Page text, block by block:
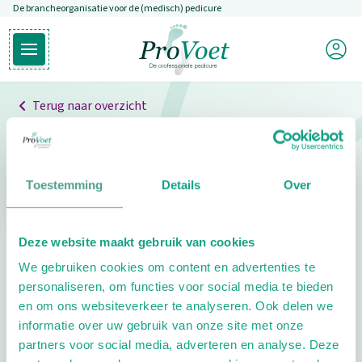
Toestemming Details Over
Deze website maakt gebruik van cookies
We gebruiken cookies om content en advertenties te
personaliseren, om functies voor social media te bieden
en om ons websiteverkeer te analyseren. Ook delen we
informatie over uw gebruik van onze site met onze
partners voor social media, adverteren en analyse. Deze
Overslaan en naar de inhoud gaan
De brancheorganisatie voor de (medisch) pedicure
Open hoofdmenu
Ga naar de homepagina
Mijn
Terug naar overzicht
Professionals
Pedicure niet gevonden
pedicure.